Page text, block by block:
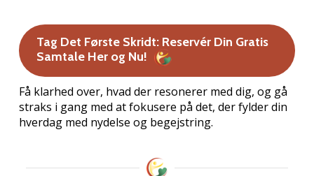
Tag Det Første Skridt: Reservér Din Gratis
Samtale Her og Nu!
Få klarhed over, hvad der resonerer med dig, og gå
straks i gang med at fokusere på det, der fylder din
hverdag med nydelse og begejstring.